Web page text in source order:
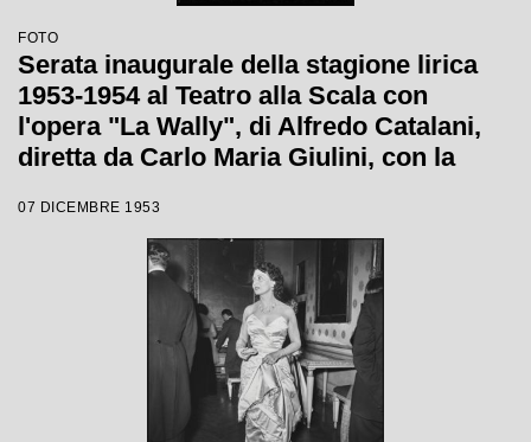
FOTO
Serata inaugurale della stagione lirica
1953-1954 al Teatro alla Scala con
l'opera "La Wally", di Alfredo Catalani,
diretta da Carlo Maria Giulini, con la
07 DICEMBRE 1953